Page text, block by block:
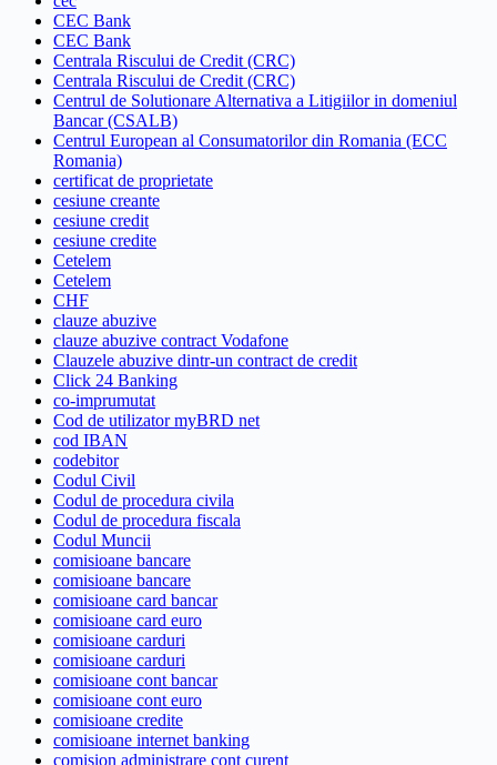
CEC Bank
CEC Bank
Centrala Riscului de Credit (CRC)
Centrala Riscului de Credit (CRC)
Centrul de Solutionare Alternativa a Litigiilor in domeniul
Bancar (CSALB)
Centrul European al Consumatorilor din Romania (ECC
Romania)
certificat de proprietate
cesiune creante
cesiune credit
cesiune credite
Cetelem
Cetelem
CHF
clauze abuzive
clauze abuzive contract Vodafone
Clauzele abuzive dintr-un contract de credit
Click 24 Banking
co-imprumutat
Cod de utilizator myBRD net
cod IBAN
codebitor
Codul Civil
Codul de procedura civila
Codul de procedura fiscala
Codul Muncii
comisioane bancare
comisioane bancare
comisioane card bancar
comisioane card euro
comisioane carduri
comisioane carduri
comisioane cont bancar
comisioane cont euro
comisioane credite
comisioane internet banking
comision administrare cont curent